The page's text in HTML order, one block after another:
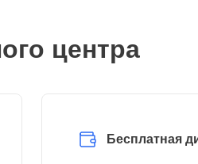
центра
Бесплатная